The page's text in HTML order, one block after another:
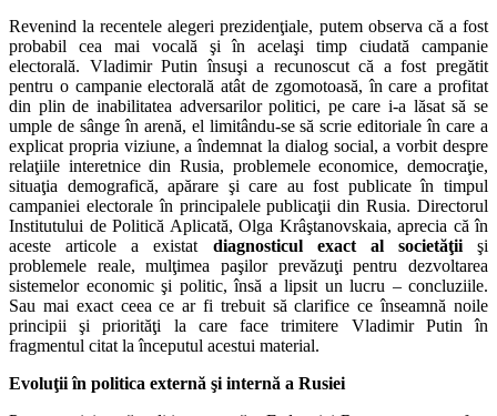
Revenind la recentele alegeri prezidenţiale, putem observa că a fost
probabil cea mai vocală şi în acelaşi timp ciudată campanie
electorală. Vladimir Putin însuşi a recunoscut că a fost pregătit
pentru o campanie electorală atât de zgomotoasă, în care a profitat
din plin de inabilitatea adversarilor politici, pe care i-a lăsat să se
umple de sânge în arenă, el limitându-se să scrie editoriale în care a
explicat propria viziune, a îndemnat la dialog social, a vorbit despre
relaţiile interetnice din Rusia, problemele economice, democraţie,
situaţia demografică, apărare şi care au fost publicate în timpul
campaniei electorale în principalele publicaţii din Rusia. Directorul
Institutului de Politică Aplicată, Olga Krâştanovskaia, aprecia că în
aceste articole a existat diagnosticul exact al societăţiişi
problemele reale, mulţimea paşilor prevăzuţi pentru dezvoltarea
sistemelor economic şi politic, însă a lipsit un lucru – concluziile.
Sau mai exact ceea ce ar fi trebuit să clarifice ce înseamnă noile
principii şi priorităţi la care face trimitere Vladimir Putin în
fragmentul citat la începutul acestui material.
Evoluţii în politica externă şi internă a Rusiei